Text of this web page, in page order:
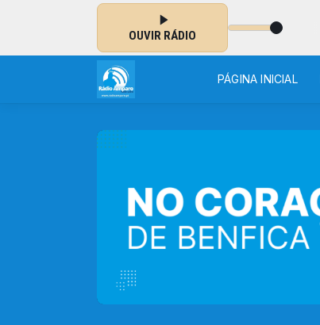
OUVIR RÁDIO
NO AR: JESSE DEMARA - ROSA FIEL
PÁGINA INICIAL